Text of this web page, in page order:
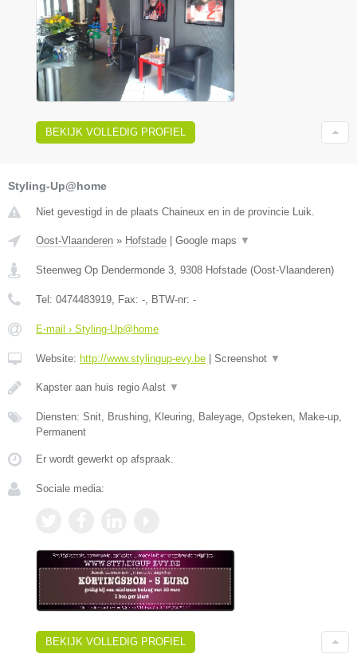
BEKIJK VOLLEDIG PROFIEL
Styling-Up@home
Niet gevestigd in de plaats Chaineux en in de provincie Luik.
Oost-Vlaanderen » Hofstade Google maps ▼
Steenweg Op Dendermonde 3, 9308 Hofstade (Oost-Vlaanderen)
Tel: 0474483919, Fax: -, BTW-nr: -
E-mail › Styling-Up@home
Website: http://www.stylingup-evy.be Screenshot ▼
Kapster aan huis regio Aalst ▼
Diensten: Snit, Brushing, Kleuring, Baleyage, Opsteken, Make-up,
Permanent
Er wordt gewerkt op afspraak.
Sociale media:
BEKIJK VOLLEDIG PROFIEL